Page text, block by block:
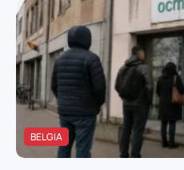
BELGIA